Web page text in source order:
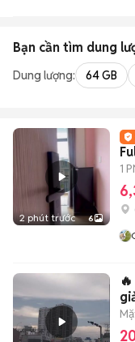
Bạn cần tìm dung
Dung lượng: 64 GB
2 phút trước 6
1